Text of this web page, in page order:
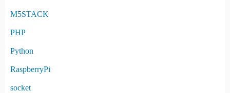
M5STACK
PHP
Python
RaspberryPi
socket